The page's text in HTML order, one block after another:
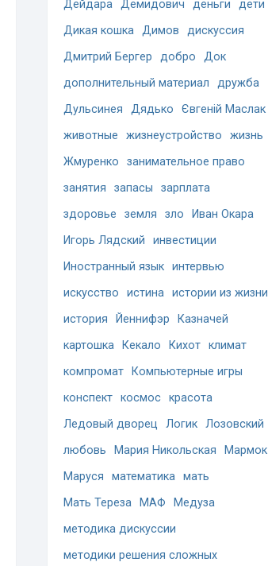
Дейдара Демидович деньги
дети
Дикая кошка Димов
дискуссия
Дмитрий Бергер
добро
Док
дополнительный материал
дружба
Дульсинея
Дядько
Євгеній Маслак
животные
жизнеустройство
жизнь
Жмуренко
занимательное право
занятия
запасы
зарплата
здоровье
земля зло
Иван Окара
Игорь Лядский
инвестиции
Иностранный язык интервью
искусство
истина истории из жизни
история
Йеннифэр
Казначей
картошка
Кекало Кихот климат
компромат
Компьютерные игры
конспект космос красота
Ледовый дворец
Логик Лозовский
любовь
Мария Никольская
Мармок
Маруся
математика мать
Мать Тереза
МАФ
Медуза
методика дискуссии
методики решения сложных